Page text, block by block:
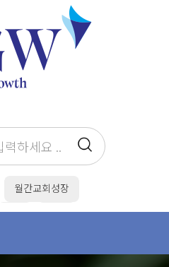
월간교회성장
the
전도